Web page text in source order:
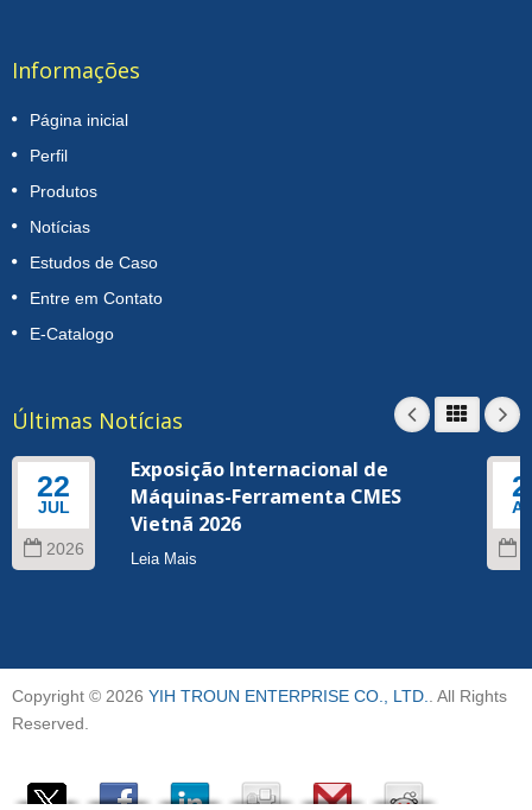
Informações
Página inicial
Perfil
Produtos
Notícias
Estudos de Caso
Entre em Contato
E-Catalogo
Últimas Notícias
22
JUL
2026
Exposição Internacional de
Máquinas-Ferramenta CMES
Vietnã 2026
Leia Mais
Copyright © 2026 YIH TROUN ENTERPRISE CO., LTD.. All Rights
Reserved.